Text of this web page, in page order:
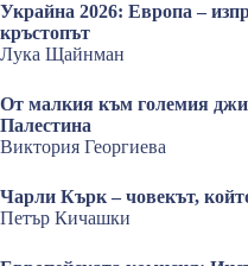
Украйна 2026: Европа –
кръстопът
Лука Щайнман
От малкия към големия
Палестина
Виктория Георгиева
Чарли Кърк – човекът,
Петър Кичашки